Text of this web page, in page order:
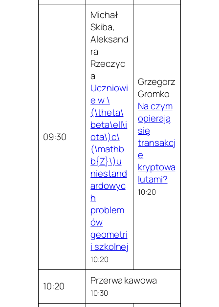
09:30
Michał
Skiba,
Aleksand
ra
Rzeczyc
a
Uczniowi
e w \
(\theta\
beta\ell\i
ota\)c\
(\mathb
b{Z}\)u
niestand
ardowyc
h
problem
ów
geometri
i szkolnej
10:20
Grzegorz
Gromko
Na czym
opierają
się
transakcj
e
kryptowa
lutami?
10:20
10:20 Przerwa kawowa
10:30